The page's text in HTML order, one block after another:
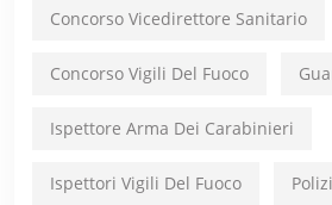
Concorso Vicedirettore Sanitario
Concorso Vigili Del Fuoco
Ispettore Arma Dei Carabinieri
Ispettori Vigili Del Fuoco